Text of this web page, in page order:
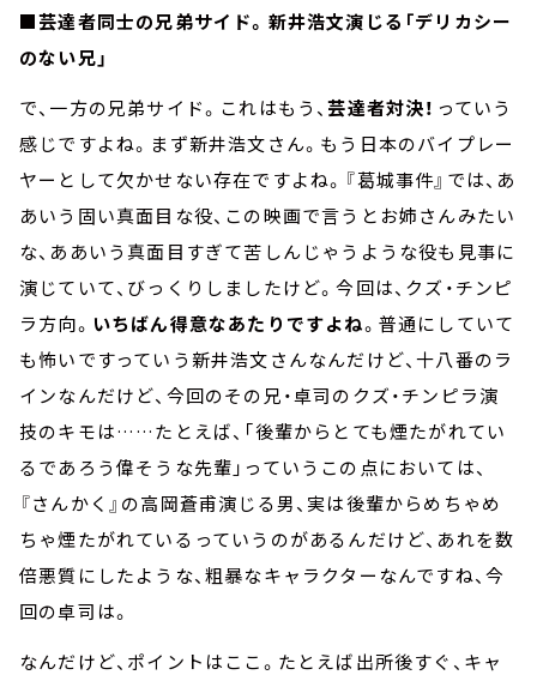
■芸達者同士の兄弟サイド。新井浩文演じる「デリカシー
のない兄」
で、一方の兄弟サイド。これはもう、芸達者対決！ っていう
感じですよね。まず新井浩文さん。もう日本のバイプレー
ヤーとして欠かせない存在ですよね。『葛城事件』では、あ
あいう固い真面目な役、この映画で言うとお姉さんみたい
な、ああいう真面目すぎて苦しんじゃうような役も見事に
演じていて、びっくりしましたけど。今回は、クズ・チンピ
ラ方向。 いちばん得意なあたりですよね。普通にしていて
も怖いですっていう新井浩文さんなんだけど、十八番のラ
インなんだけど、今回のその兄・卓司のクズ・チンピラ演
技のキモは……たとえば、「後輩からとても煙たがれてい
るであろう偉そうな先輩」っていうこの点においては、
『さんかく』の高岡蒼甫演じる男、実は後輩からめちゃめ
ちゃ煙たがれているっていうのがあるんだけど、あれを数
倍悪質にしたような、粗暴なキャラクターなんですね、今
回の卓司は。
なんだけど、ポイントはここ。たとえば出所後すぐ、キャ